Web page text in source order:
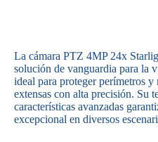
La cámara PTZ 4MP 24x
solución de vanguardia para la
ideal para proteger perímetros y
extensas con alta precisión. Su
características avanzadas
excepcional en diversos